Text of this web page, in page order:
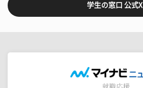
学生の窓口 公式X